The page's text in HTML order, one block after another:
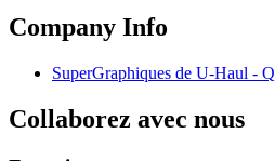
Company Info
SuperGraphiques de U-Haul -
Collaborez avec nous